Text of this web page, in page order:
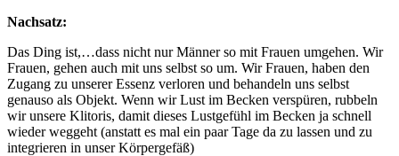
Nachsatz:
Das Ding ist,…dass nicht nur Männer so mit Frauen umgehen. Wir
Frauen, gehen auch mit uns selbst so um. Wir Frauen, haben den
Zugang zu unserer Essenz verloren und behandeln uns selbst
genauso als Objekt. Wenn wir Lust im Becken verspüren, rubbeln
wir unsere Klitoris, damit dieses Lustgefühl im Becken ja schnell
wieder weggeht (anstatt es mal ein paar Tage da zu lassen und zu
integrieren in unser Körpergefäß)